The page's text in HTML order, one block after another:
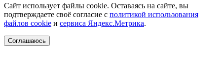
Сайт использует файлы cookie. Оставаясь на сайте, вы
подтверждаете своё согласие с политикой использования
файлов cookie и сервиса Яндекс.Метрика.
Соглашаюсь